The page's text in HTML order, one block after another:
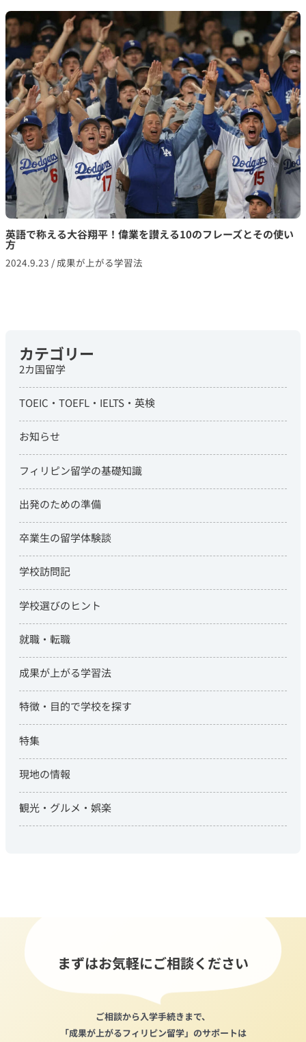
英語で称える大谷翔平！偉業を讃える10のフレーズとその使い
方
2024.9.23 / 成果が上がる学習法
カテゴリー
2カ国留学
TOEIC・TOEFL・IELTS・英検
お知らせ
フィリピン留学の基礎知識
出発のための準備
卒業生の留学体験談
学校訪問記
学校選びのヒント
就職・転職
成果が上がる学習法
特徴・目的で学校を探す
特集
現地の情報
観光・グルメ・娯楽
まずはお気軽にご相談ください
ご相談から入学手続きまで、
「成果が上がるフィリピン留学」のサポートは